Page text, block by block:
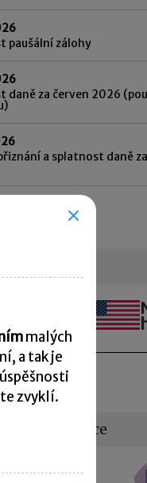
paušální zálohy
daně za červen 2026
a splatnost daně
hodnoty
informace
malých
a tak je
zvyklí.